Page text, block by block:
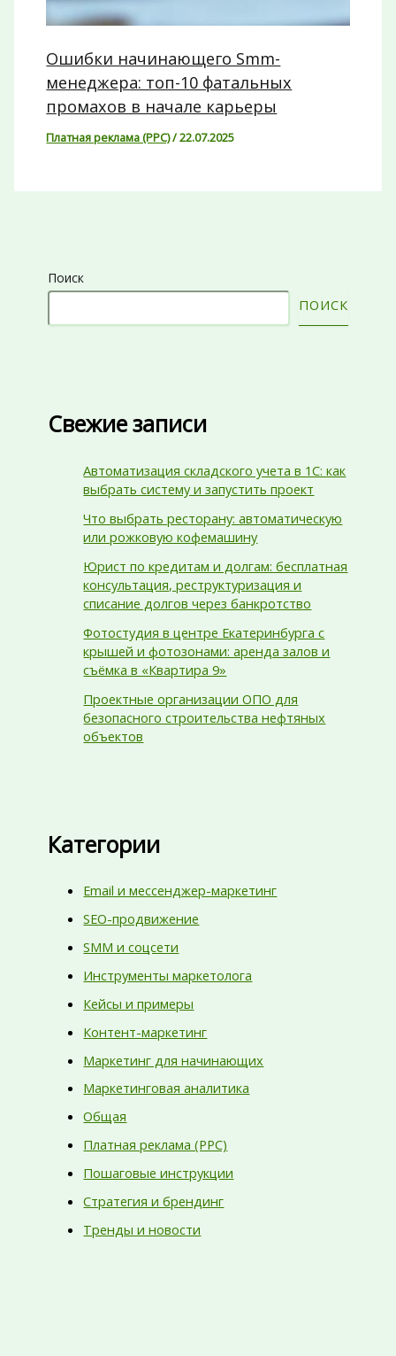
Ошибки начинающего Smm-
менеджера: топ-10 фатальных
промахов в начале карьеры
Платная реклама (PPC)/22.07.2025
Поиск
ПОИСК
Свежие записи
Автоматизация складского учета в 1С: как
выбрать систему и запустить проект
Что выбрать ресторану: автоматическую
или рожковую кофемашину
Юрист по кредитам и долгам: бесплатная
консультация, реструктуризация и
списание долгов через банкротство
Фотостудия в центре Екатеринбурга с
крышей и фотозонами: аренда залов и
съёмка в «Квартира 9»
Проектные организации ОПО для
безопасного строительства нефтяных
объектов
Категории
Email и мессенджер-маркетинг
SEO-продвижение
SMM и соцсети
Инструменты маркетолога
Кейсы и примеры
Контент-маркетинг
Маркетинг для начинающих
Маркетинговая аналитика
Общая
Платная реклама (PPC)
Пошаговые инструкции
Стратегия и брендинг
Тренды и новости